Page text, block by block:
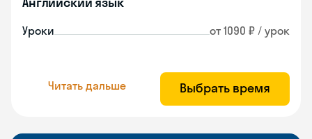
Уроки от 1090 ₽ / урок
Читать дальше Выбрать время